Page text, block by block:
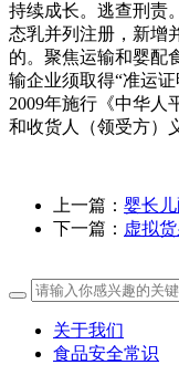
持续成长。逃查刑责
态乳并列注册，新增
的。聚焦运输和婴配
输企业须取得“准运
2009年施行《中华人
和收货人（领受方）
上一篇： 婴长
下一篇： 虚拟
关于我们
食品安全常识